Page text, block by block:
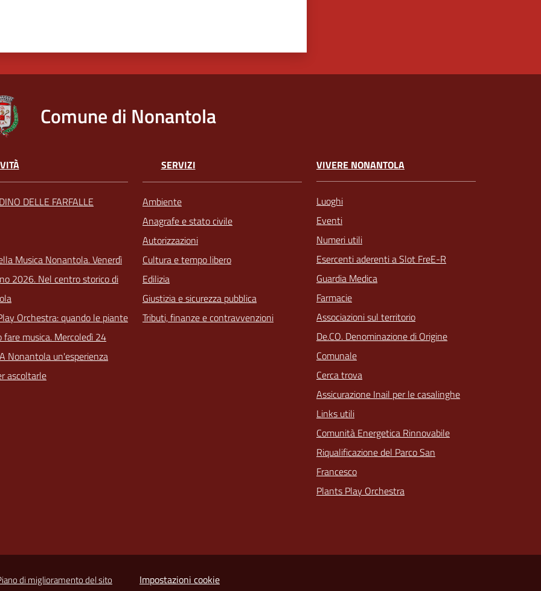
Comune di Nonantola
DELLE FARFALLE
Musica Nonantola. Venerdì
2026. Nel centro storico di
Orchestra: quando le piante
fare musica. Mercoledì 24
Nonantola un'esperienza
ascoltarle
SERVIZI
Ambiente
Anagrafe e stato civile
Autorizzazioni
Cultura e tempo libero
Edilizia
Giustizia e sicurezza pubblica
Tributi, finanze e contravvenzioni
VIVERE NONANTOLA
Luoghi
Eventi
Numeri utili
Esercenti aderenti a Slot FreE-R
Guardia Medica
Farmacie
Associazioni sul territorio
De.CO. Denominazione di Origine
Comunale
Cerca trova
Assicurazione Inail per le casalinghe
Links utili
Comunità Energetica Rinnovabile
Riqualificazione del Parco San
Francesco
Plants Play Orchestra
di miglioramento del sito Impostazioni cookie